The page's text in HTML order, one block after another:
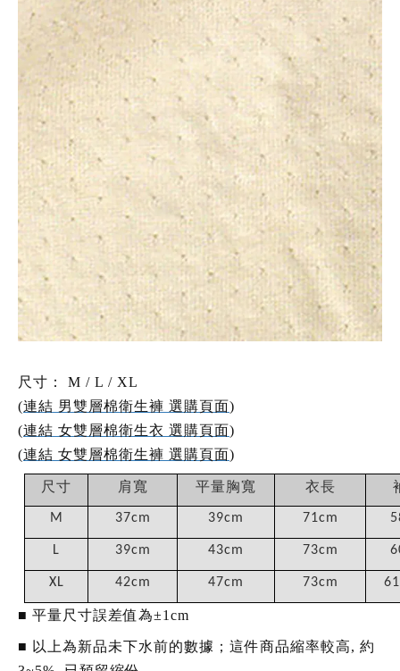
尺寸：
M / L / XL
(連結 男雙層棉衛生褲 選購頁面)
(連結 女雙層棉衛生衣 選購頁面)
(連結 女雙層棉衛生褲 選購頁面)
尺寸 肩寬 平量胸寬 衣長
M 37cm 39cm 71cm
L 39cm 43cm 73cm
XL 42cm 47cm 73cm
■ 平量尺寸誤差值為±1cm
■ 以上為新品未下水前的數據；這件商品縮率較高, 約